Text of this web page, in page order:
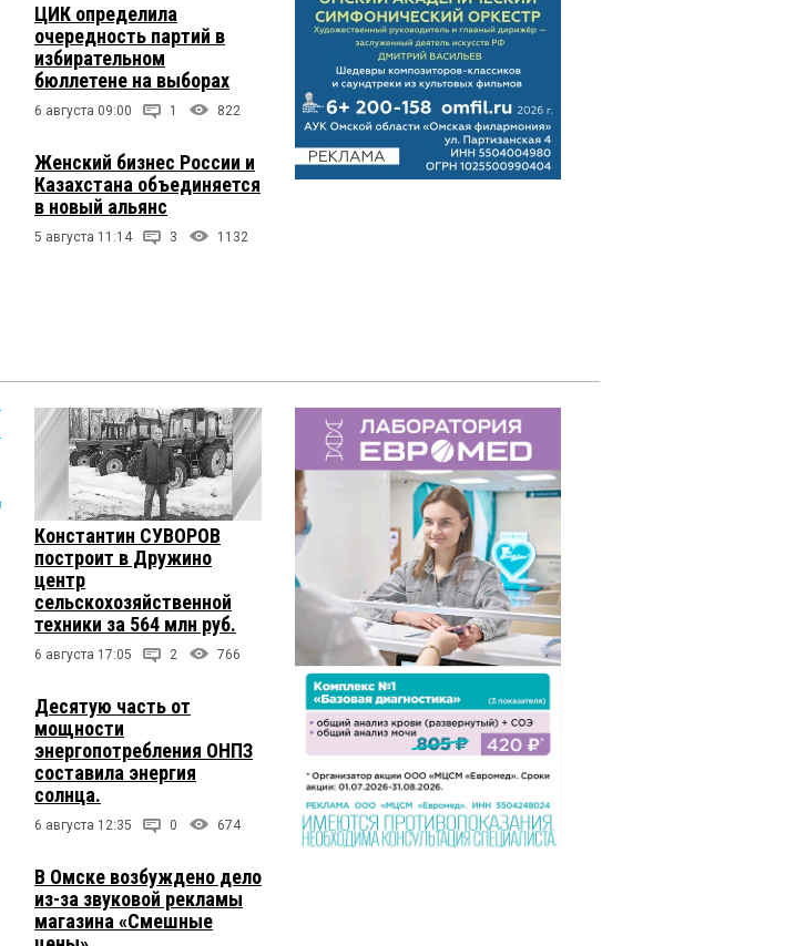
ЦИК определила
очередность партий в
избирательном
бюллетене на выборах
6 августа 09:00 1 822
Женский бизнес России и
Казахстана объединяется
в новый альянс
5 августа 11:14 3 1132
Константин СУВОРОВ
построит в Дружино
центр
сельскохозяйственной
техники за 564 млн руб.
6 августа 17:05 2 766
Десятую часть от
мощности
энергопотребления ОНПЗ
составила энергия
солнца.
6 августа 12:35 0 674
В Омске возбуждено дело
из-за звуковой рекламы
магазина «Смешные